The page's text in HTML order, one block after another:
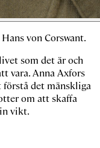
von Corswant.
som det är och
vara. Anna Axfors
det mänskliga
om att skaffa
vikt.